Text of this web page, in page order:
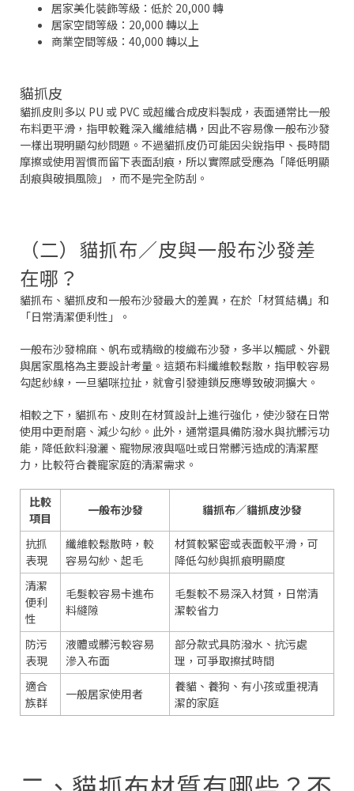
居家美化裝飾等級：低於 20,000 轉
居家空間等級：20,000 轉以上
商業空間等級：40,000 轉以上
貓抓皮
貓抓皮則多以 PU 或 PVC 或超纖合成皮料製成，表面通常比一般
布料更平滑，指甲較難深入纖維結構，因此不容易像一般布沙發
一樣出現明顯勾紗問題。不過貓抓皮仍可能因尖銳指甲、長時間
摩擦或使用習慣而留下表面刮痕，所以實際感受應為「降低明顯
刮痕與破損風險」，而不是完全防刮。
（二）貓抓布／皮與一般布沙發差
在哪？
貓抓布、貓抓皮和一般布沙發最大的差異，在於「材質結構」和
「日常清潔便利性」。
一般布沙發棉麻、帆布或精緻的梭織布沙發，多半以觸感、外觀
與居家風格為主要設計考量。這類布料纖維較鬆散，指甲較容易
勾起紗線，一旦貓咪拉扯，就會引發連鎖反應導致破洞擴大。
相較之下，貓抓布、皮則在材質設計上進行強化，使沙發在日常
使用中更耐磨、減少勾紗。此外，通常還具備防潑水與抗髒污功
能，降低飲料潑灑、寵物尿液與嘔吐或日常髒污造成的清潔壓
力，比較符合養寵家庭的清潔需求。
比較
項目
一般布沙發 貓抓布／貓抓皮沙發
抗抓
表現
纖維較鬆散時，較
容易勾紗、起毛
材質較緊密或表面較平滑，可
降低勾紗與抓痕明顯度
清潔
便利
性
毛髮較容易卡進布
料縫隙
毛髮較不易深入材質，日常清
潔較省力
防污
表現
液體或髒污較容易
滲入布面
部分款式具防潑水、抗污處
理，可爭取擦拭時間
適合
族群
一般居家使用者
養貓、養狗、有小孩或重視清
潔的家庭